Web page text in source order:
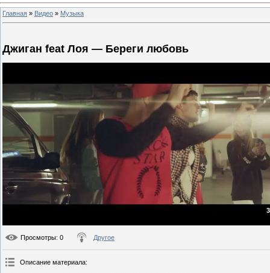
Главная » Видео » Музыка
Джиган feat Лоя — Береги любовь
Просмотры: 0 Другое
Описание материала: